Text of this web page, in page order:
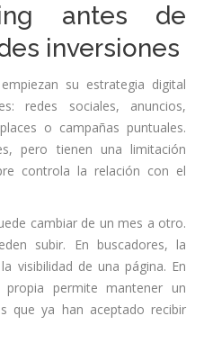
antes de
inversiones
su estrategia digital
redes sociales, anuncios,
o campañas puntuales.
pero tienen una limitación
controla la relación con el
cambiar de un mes a otro.
subir. En buscadores, la
visibilidad de una página. En
permite mantener un
que ya han aceptado recibir